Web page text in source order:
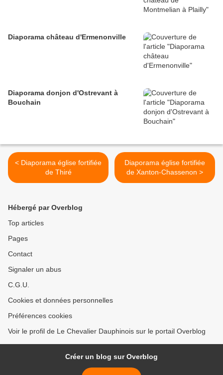
Diaporama château d'Ermenonville
Diaporama donjon d'Ostrevant à
Bouchain
< Diaporama église fortifiée
de Thiré
Diaporama église fortifiée
de Xanton-Chassenon >
Hébergé par Overblog
Top articles
Pages
Contact
Signaler un abus
C.G.U.
Cookies et données personnelles
Préférences cookies
Voir le profil de Le Chevalier Dauphinois sur le portail Overblog
Créer un blog sur Overblog